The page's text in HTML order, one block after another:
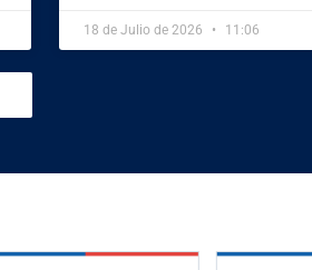
18 de Julio de 2026 11:06